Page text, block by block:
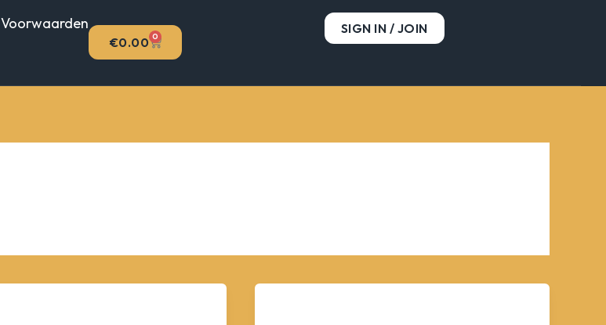
Voorwaarden
€0.00 0
WINKELWAGEN
SIGN IN / JOIN